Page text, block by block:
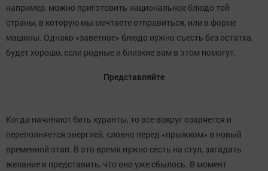
например, можно приготовить национальное блюдо той
страны, в которую мы мечтаете отправиться, или в форме
машины. Однако «заветное» блюдо нужно съесть без остатка,
будет хорошо, если родные и близкие вам в этом помогут.
Представляйте
Когда начинают бить куранты, то все вокруг озаряется и
переполняется энергией, словно перед «прыжком» в новый
временной этап. В это время нужно сесть на стул, загадать
желание и представить, что оно уже сбылось. В момент